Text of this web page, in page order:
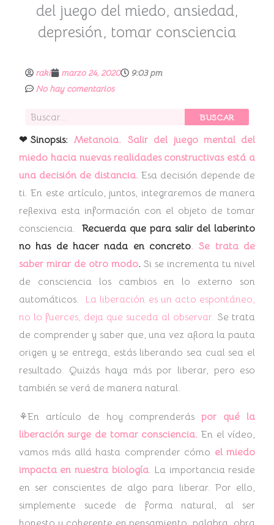
del juego del miedo, ansiedad,
depresión, tomar consciencia
raki marzo 24, 2020
9:03 pm
No hay comentarios
Buscar BUSCAR
❤Sinopsis: Metanoia. Salir del juego mental del
miedo hacia nuevas realidades constructivas está a
una decisión de distancia. Esa decisión depende de
ti. En este artículo, juntos, integraremos de manera
reflexiva esta información con el objeto de tomar
consciencia.Recuerda que para salir del laberinto
no has de hacer nada en concreto. Se trata de
saber mirar de otro modo. Si se incrementa tu nivel
de consciencia los cambios en lo externo son
automáticos.
La liberación es un acto espontáneo,
no lo fuerces, deja que suceda al observar. Se trata
de comprender y saber que, una vez aflora la pauta
origen y se entrega, estás liberando sea cual sea el
resultado. Quizás haya más por liberar, pero eso
también se verá de manera natural.
⚘En artículo de hoy comprenderáspor qué la
liberación surge de tomar consciencia. En el vídeo,
vamos más allá hasta comprender cómo el miedo
impacta en nuestra biología. La importancia reside
en ser conscientes de algo para liberar. Por ello,
simplemente sucede de forma natural, al ser